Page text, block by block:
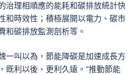
治理相順應的能耗和碳排放統計快
和時效性；積極展開以電力、碳市
和碳排放監測剖析等。
一叫以為，節能降碳是加速成長方
既利以後、更利久遠。“推動節能